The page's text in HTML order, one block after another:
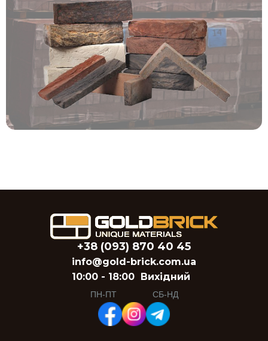
+38 (093) 870 40 45
info@gold-brick.com.ua
10:00 - 18:00
ПН-ПТ
Вихідний
СБ-НД